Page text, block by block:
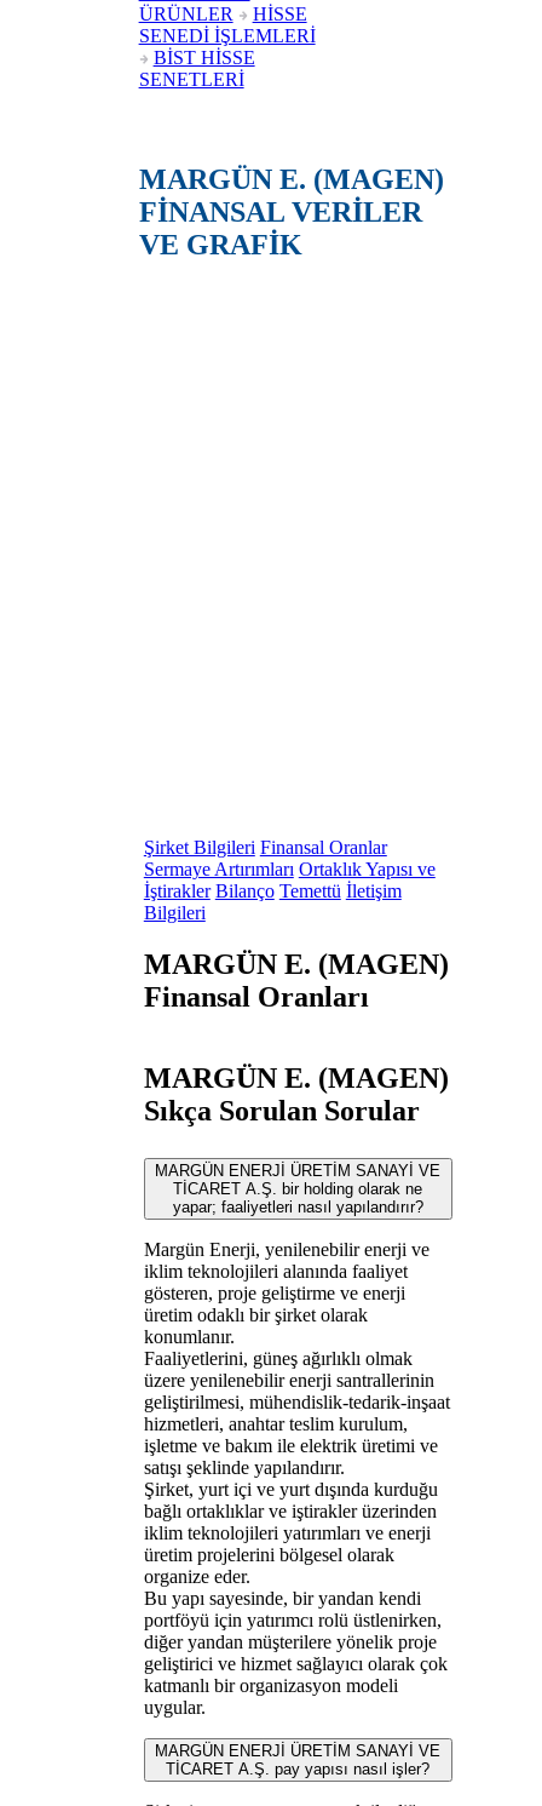
ÜRÜNLER
HİSSE
SENEDİ İŞLEMLERİ
BİST HİSSE
SENETLERİ
MARGÜN E. (MAGEN)
FİNANSAL VERİLER
VE GRAFİK
Şirket Bilgileri Finansal Oranlar
Sermaye Artırımları Ortaklık Yapısı ve
İştirakler Bilanço Temettü İletişim
Bilgileri
MARGÜN E. (MAGEN)
Finansal Oranları
MARGÜN E. (MAGEN)
Sıkça Sorulan Sorular
MARGÜN ENERJİ ÜRETİM SANAYİ VE
TİCARET A.Ş. bir holding olarak ne
yapar; faaliyetleri nasıl yapılandırır?
Margün Enerji, yenilenebilir enerji ve
iklim teknolojileri alanında faaliyet
gösteren, proje geliştirme ve enerji
üretim odaklı bir şirket olarak
konumlanır.
Faaliyetlerini, güneş ağırlıklı olmak
üzere yenilenebilir enerji santrallerinin
geliştirilmesi, mühendislik-tedarik-inşaat
hizmetleri, anahtar teslim kurulum,
işletme ve bakım ile elektrik üretimi ve
satışı şeklinde yapılandırır.
Şirket, yurt içi ve yurt dışında kurduğu
bağlı ortaklıklar ve iştirakler üzerinden
iklim teknolojileri yatırımları ve enerji
üretim projelerini bölgesel olarak
organize eder.
Bu yapı sayesinde, bir yandan kendi
portföyü için yatırımcı rolü üstlenirken,
diğer yandan müşterilere yönelik proje
geliştirici ve hizmet sağlayıcı olarak çok
katmanlı bir organizasyon modeli
uygular.
MARGÜN ENERJİ ÜRETİM SANAYİ VE
TİCARET A.Ş. pay yapısı nasıl işler?